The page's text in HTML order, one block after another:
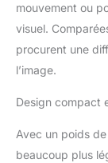
mouvement ou
visuel.
procurent une
l’image.
Design compact
Avec un poids
beaucoup plus